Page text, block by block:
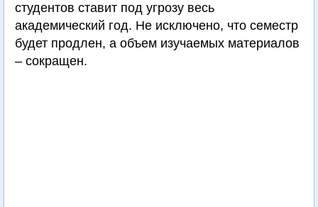
студентов ставит под угрозу весь
академический год. Не исключено, что семестр
будет продлен, а объем изучаемых материалов
– сокращен.